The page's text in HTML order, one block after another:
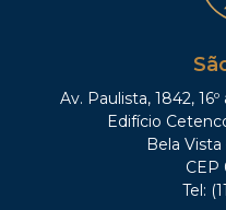
Av. Paulista, 1842,
Edifício
Bela
CEP
Tel: